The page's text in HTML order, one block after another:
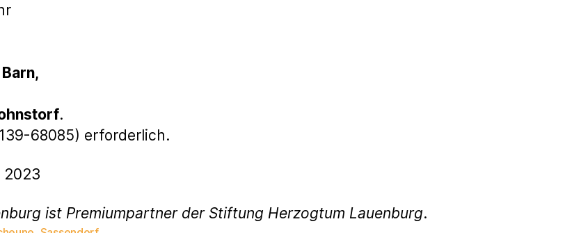
.
68085) erforderlich.
2023
ist Premiumpartner der Stiftung Herzogtum Lauenburg.